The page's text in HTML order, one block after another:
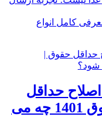
کامل انواع
حداقل
حقوق | سرانجام حداقل حقوق 1401 چه می